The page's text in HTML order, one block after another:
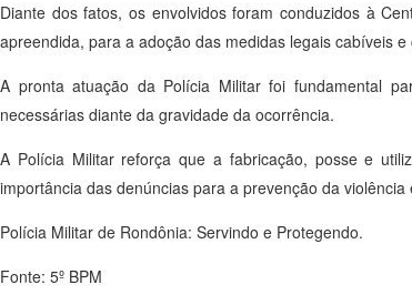
Diante dos fatos, os envolvidos foram conduzidos à
apreendida, para a adoção das medidas legais cabíveis
A pronta atuação da Polícia Militar foi fundamental
necessárias diante da gravidade da ocorrência.
A Polícia Militar reforça que a fabricação, posse e
importância das denúncias para a prevenção da
Polícia Militar de Rondônia: Servindo e Protegendo.
Fonte: 5º BPM